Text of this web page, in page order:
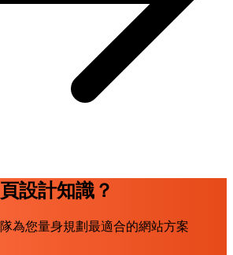
設計知識？
為您量身規劃最適合的網站方案